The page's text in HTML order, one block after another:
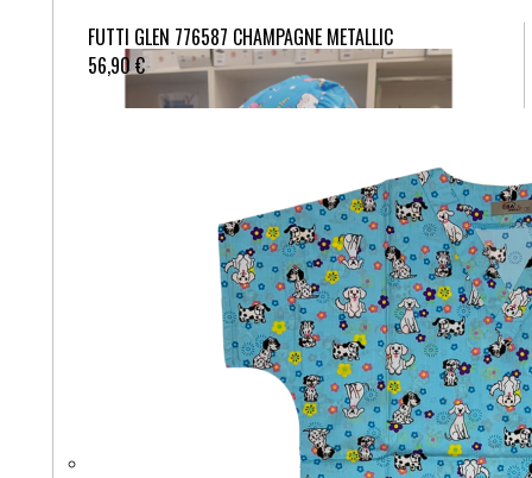
FUTTI GLEN 776587 CHAMPAGNE METALLIC
56,90 €